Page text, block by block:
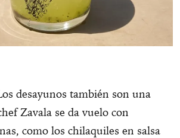
desayunos también son una
Zavala se da vuelo con
como los chilaquiles en salsa